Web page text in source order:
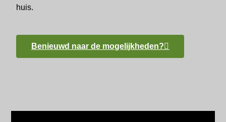
huis.
Benieuwd naar de mogelijkheden?